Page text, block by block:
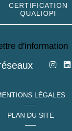
CERTIFICATION
QUALIOPI
d'information
LÉGALES
PLAN DU SITE